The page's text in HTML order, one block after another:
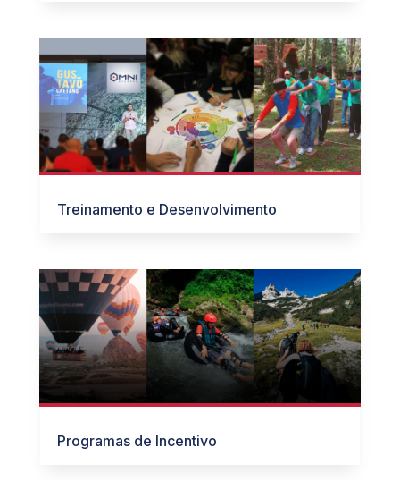
Treinamento e Desenvolvimento
Programas de Incentivo